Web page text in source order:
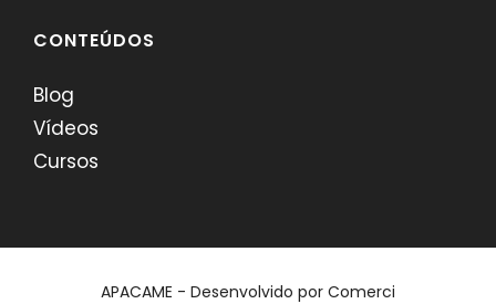
CONTEÚDOS
Blog
Vídeos
Cursos
APACAME - Desenvolvido por Comerci